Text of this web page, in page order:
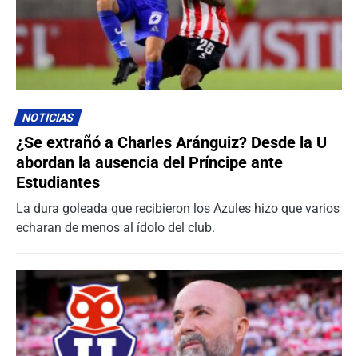
NOTICIAS
¿Se extrañó a Charles Aránguiz? Desde la U
abordan la ausencia del Príncipe ante
Estudiantes
La dura goleada que recibieron los Azules hizo que varios
echaran de menos al ídolo del club.